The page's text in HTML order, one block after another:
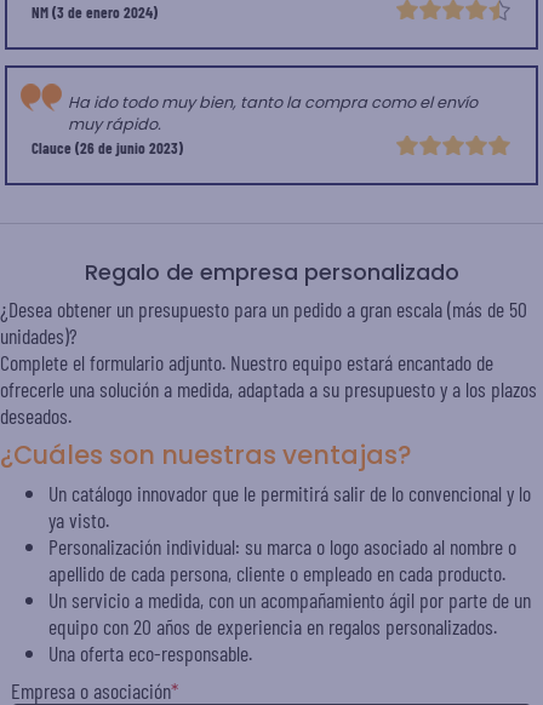
NM(3 de enero 2024)
Clauce(26 de junio 2023)
Ha ido todo muy bien, tanto la compra como el envío
muy rápido.
Regalo de empresa personalizado
¿Desea obtener un presupuesto para un pedido a gran escala (más de 50
unidades)?
Complete el formulario adjunto. Nuestro equipo estará encantado de
ofrecerle una solución a medida, adaptada a su presupuesto y a los plazos
deseados.
¿Cuáles son nuestras ventajas?
Un catálogo innovador que le permitirá salir de lo convencional y lo
ya visto.
Personalización individual: su marca o logo asociado al nombre o
apellido de cada persona, cliente o empleado en cada producto.
Un servicio a medida, con un acompañamiento ágil por parte de un
equipo con 20 años de experiencia en regalos personalizados.
Una oferta eco-responsable.
Empresa o asociación